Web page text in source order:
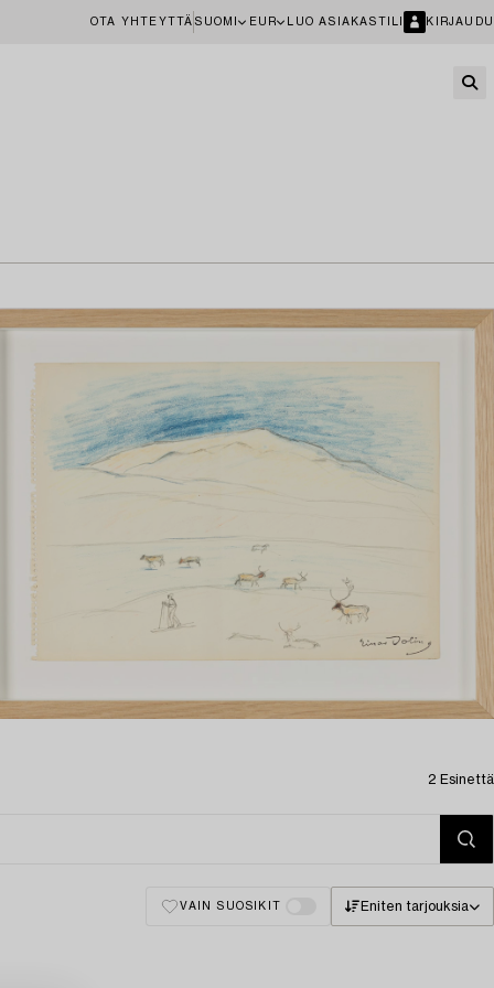
OTA YHTEYTTÄ SUOMI EUR LUO ASIAKASTILI KIRJAUDU
2 Esinettä
VAIN SUOSIKIT Eniten tarjouksia